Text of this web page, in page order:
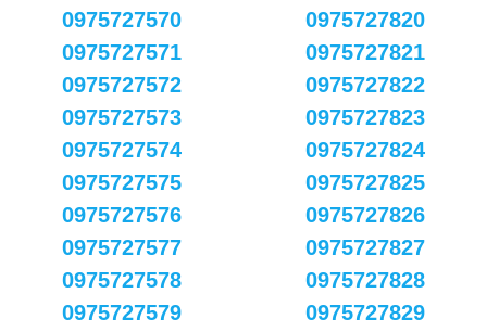
0975727570
0975727571
0975727572
0975727573
0975727574
0975727575
0975727576
0975727577
0975727578
0975727579
0975727820
0975727821
0975727822
0975727823
0975727824
0975727825
0975727826
0975727827
0975727828
0975727829